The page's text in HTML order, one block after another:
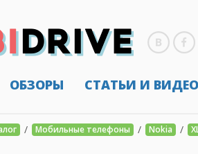
ОБЗОРЫ СТАТЬИ И ВИДЕО
/ Мобильные телефоны / Nokia /